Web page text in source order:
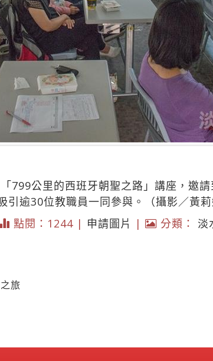
799公里的西班牙朝聖之路」講座，邀
逾30位教職員一同參與。（攝影／黃莉
點閱：1244 | 申請圖片 | 分類： 淡
旅